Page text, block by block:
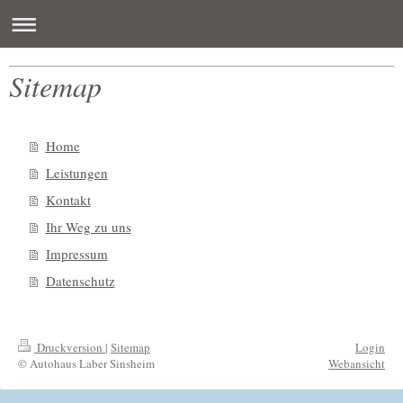
Sitemap
Home
Leistungen
Kontakt
Ihr Weg zu uns
Impressum
Datenschutz
Druckversion | Sitemap
© Autohaus Laber Sinsheim
Login
Webansicht